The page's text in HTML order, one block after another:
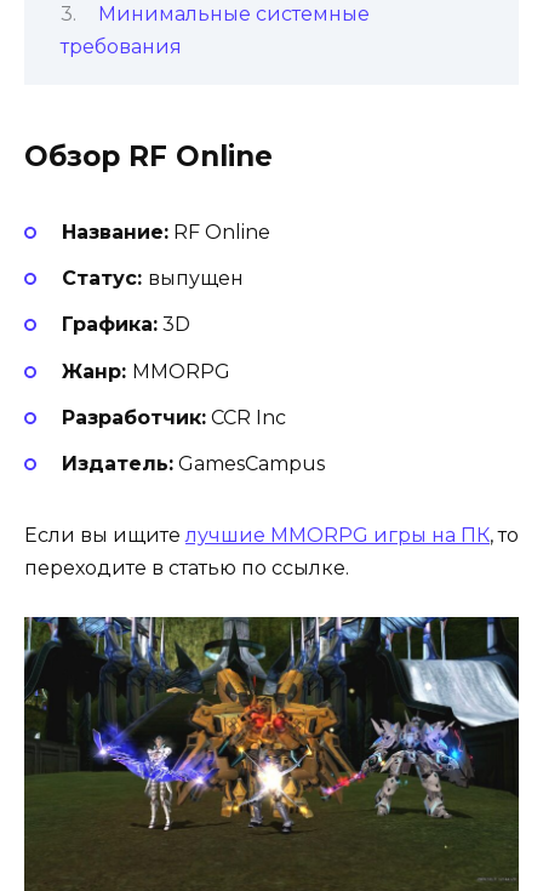
Минимальные системные
требования
Обзор RF Online
Название:RF Online
Статус: выпущен
Графика:3D
Жанр: MMORPG
Разработчик:CCR Inc
Издатель:GamesCampus
Если вы ищителучшие MMORPG игры на ПК, то
переходите в статью по ссылке.